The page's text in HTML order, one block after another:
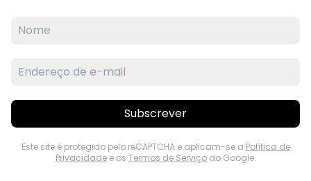
Subscrever
Este site é protegido pelo reCAPTCHA e aplicam-se a Política de
Privacidadee os Termos de Serviçodo Google.